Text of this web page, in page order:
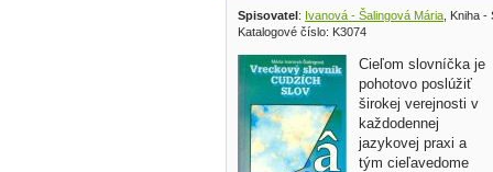
Spisovatel: Ivanová - Šalingová Mária , Kniha
Katalogové číslo: K3074
Cieľom slovníčka je
pohotovo poslúžiť
širokej verejnosti v
každodennej
jazykovej praxi a
tým cieľavedome